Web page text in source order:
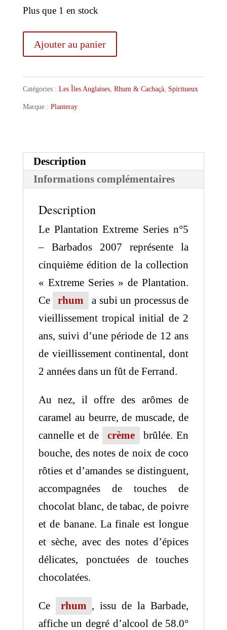
Plus que 1 en stock
quantité
de
Plantation
Rum
2007
n°5
Ajouter au panier
Catégories : Les Îles Anglaises, Rhum & Cachaçà, Spiritueux
Marque : Planteray
Description
Informations complémentaires
Description
Le Plantation Extreme Series n°5
– Barbados 2007 représente la
cinquième édition de la collection
« Extreme Series » de Plantation.
Ce
rhum
a subi un processus de
vieillissement tropical initial de 2
ans, suivi d’une période de 12 ans
de vieillissement continental, dont
2 années dans un fût de Ferrand.
Au nez, il offre des arômes de
caramel au beurre, de muscade, de
cannelle et de
crème
brûlée. En
bouche, des notes de noix de coco
rôties et d’amandes se distinguent,
accompagnées de touches de
chocolat blanc, de tabac, de poivre
et de banane. La finale est longue
et sèche, avec des notes d’épices
délicates, ponctuées de touches
chocolatées.
Ce rhum , issu de la Barbade,
affiche un degré d’alcool de 58.0°